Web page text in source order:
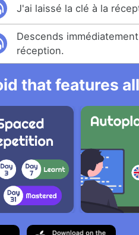
J'ai laissé la clé à la
Descends
réception.
that features